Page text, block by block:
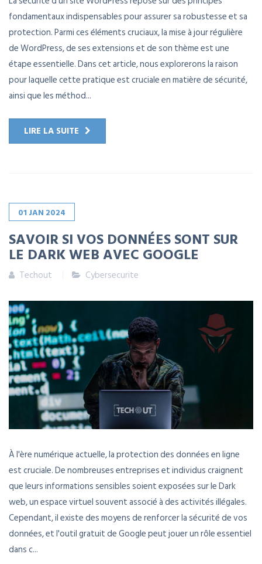
fondamentaux indispensables pour assurer sa robustesse et sa
protection. Parmi ces éléments cruciaux, la mise à jour régulière
de WordPress, de ses extensions et de son thème est une
étape essentielle. Dans cet article, nous explorerons la raison
pour laquelle cette pratique est cruciale en matière de sécurité,
ainsi que les méthod...
LIRE LA SUITE
01 JAN 2024
SAVOIR SI VOS DONNÉES SONT SUR
LE DARK WEB AVEC GOOGLE
Techout Cybersecurite
À l'ère numérique actuelle, la protection des données en ligne
est cruciale. De nombreuses entreprises et individus craignent
que leurs informations sensibles soient exposées sur le Dark
web, un espace virtuel souvent associé à des activités illégales.
Cependant, il existe des moyens de renforcer la sécurité de vos
données, et l'outil gratuit de Google peut jouer un rôle essentiel
dans c...